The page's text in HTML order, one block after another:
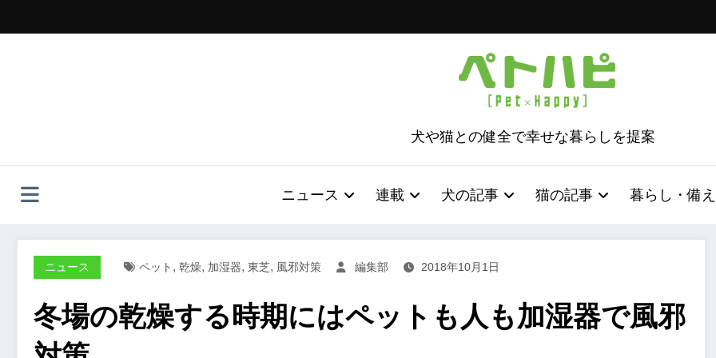
ッ
犬や猫との健全で幸せな暮らしを提案
ニュース 連載 犬の記事 猫の記事 暮らし・備え
ニュース ペット , 乾燥, 加湿器, 東芝, 風邪対策 編集部 2018年10月1日
冬場の乾燥する時期にはペットも人も加湿器で風邪